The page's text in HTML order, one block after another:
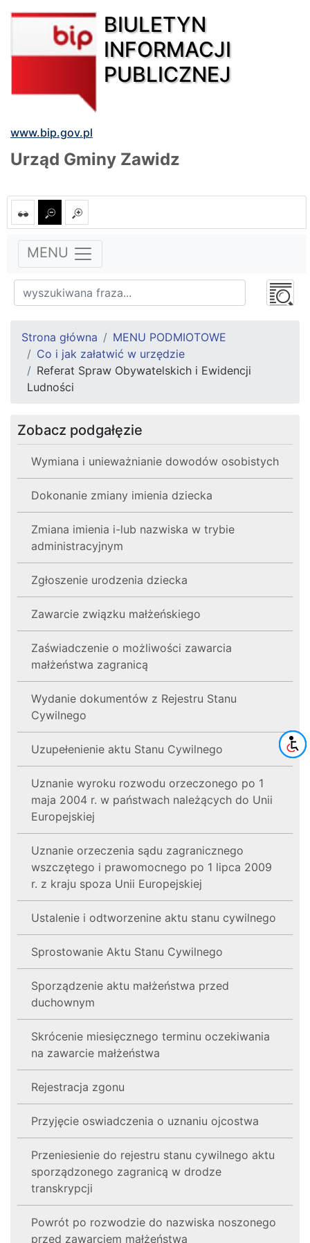
BIULETYN
INFORMACJI
PUBLICZNEJ
www.bip.gov.pl
Urząd Gminy Zawidz
MENU
Strona główna
MENU PODMIOTOWE
Co i jak załatwić w urzędzie
Referat Spraw Obywatelskich i Ewidencji
Ludności
Zobacz podgałęzie
Wymiana i unieważnianie dowodów osobistych
Dokonanie zmiany imienia dziecka
Zmiana imienia i-lub nazwiska w trybie
administracyjnym
Zgłoszenie urodzenia dziecka
Zawarcie związku małżeńskiego
Zaświadczenie o możliwości zawarcia
małżeństwa zagranicą
Wydanie dokumentów z Rejestru Stanu
Cywilnego
Uzupełenienie aktu Stanu Cywilnego
Uznanie wyroku rozwodu orzeczonego po 1
maja 2004 r. w państwach należących do Unii
Europejskiej
Uznanie orzeczenia sądu zagranicznego
wszczętego i prawomocnego po 1 lipca 2009
r. z kraju spoza Unii Europejskiej
Ustalenie i odtworzenine aktu stanu cywilnego
Sprostowanie Aktu Stanu Cywilnego
Sporządzenie aktu małżeństwa przed
duchownym
Skrócenie miesięcznego terminu oczekiwania
na zawarcie małżeństwa
Rejestracja zgonu
Przyjęcie oswiadczenia o uznaniu ojcostwa
Przeniesienie do rejestru stanu cywilnego aktu
sporządzonego zagranicą w drodze
transkrypcji
Powrót po rozwodzie do nazwiska noszonego
przed zawarciem małżeństwa